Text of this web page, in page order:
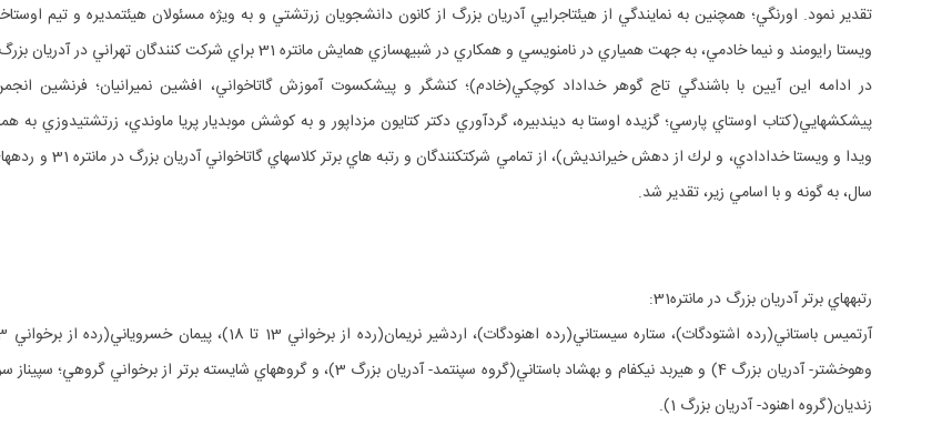
ويستا رايومند و نيما خادمي، به جهت همياري در نام‎نويسي و همكاري در شبيه‎سازي همايش مانتره 31 براي شركت كنندگان تهراني در آدريان بزرگ، قدرداني و سپاسگزاري نمود.
در ادامه اين آيين با باشندگي تاج گوهر خداداد كوچكي(خادم)؛ كنشگر و پيشكسوت آموزش گاتاخواني، افشين نميرانيان؛ فرنشين
سال، به گونه و با اسامي زير، تقدير شد.
رتبه‎هاي برتر آدريان بزرگ در مانتره31:
زنديان(گروه اهنود- آدريان بزرگ 1).